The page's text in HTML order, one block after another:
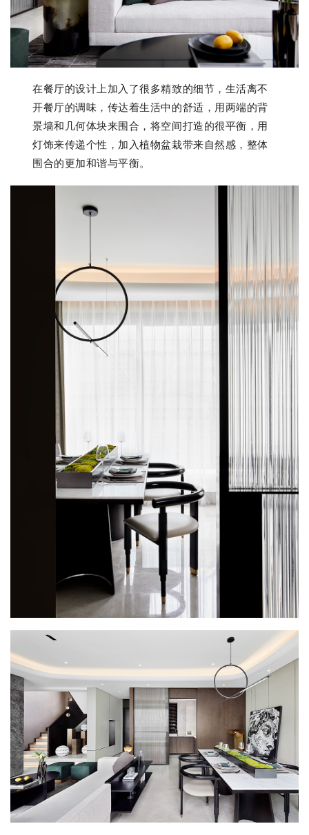
在餐厅的设计上加入了很多精致的细节，生活离不
开餐厅的调味，传达着生活中的舒适，用两端的背
景墙和几何体块来围合，将空间打造的很平衡，用
灯饰来传递个性，加入植物盆栽带来自然感，整体
围合的更加和谐与平衡。